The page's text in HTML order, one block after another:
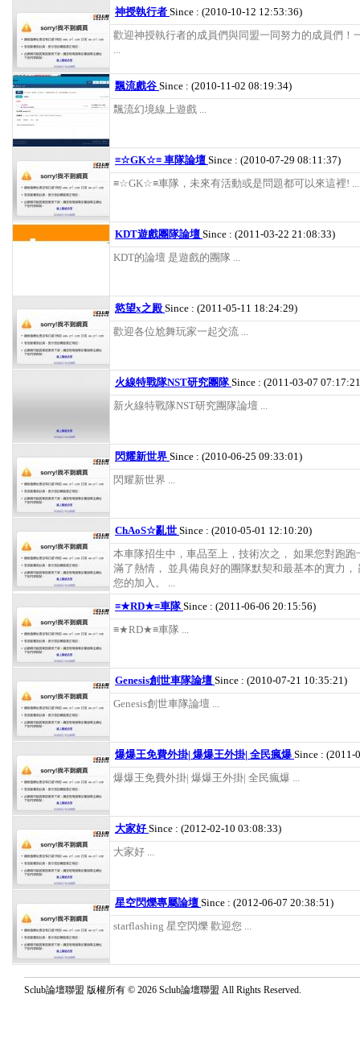
神授執行者 Since : (2010-10-12 12:53:36)
歡迎神授執行者的成員們與同盟一同努力的成員們！
...
飄流戲谷 Since : (2010-11-02 08:19:34)
飄流幻境線上遊戲 ...
≡☆GK☆≡ 車隊論壇 Since : (2010-07-29 08:11:37)
≡☆GK☆≡車隊，未來有活動或是問題都可以來這裡! ...
KDT遊戲團隊論壇 Since : (2011-03-22 21:08:33)
KDT的論壇 是遊戲的團隊 ...
慾望x之殿Since : (2011-05-11 18:24:29)
歡迎各位尬舞玩家一起交流 ...
火線特戰隊NST研究團隊Since : (2011-03-07
新火線特戰隊NST研究團隊論壇 ...
閃耀新世界 Since : (2010-06-25 09:33:01)
閃耀新世界 ...
ChAoS☆亂世 Since : (2010-05-01 12:10:20)
本車隊招生中，車品至上，技術次之， 如果您對跑跑
滿了熱情， 並具備良好的團隊默契和最基本的實力，
您的加入。 ...
≡★RD★≡車隊Since : (2011-06-06 20:15:56)
≡★RD★≡車隊 ...
Genesis創世車隊論壇 Since : (2010-07-21 10:35:21)
Genesis創世車隊論壇 ...
爆爆王免費外掛| 爆爆王外掛| 全民瘋爆 Since : (2011-
爆爆王免費外掛| 爆爆王外掛| 全民瘋爆 ...
大家好Since : (2012-02-10 03:08:33)
大家好 ...
星空閃爍專屬論壇 Since : (2012-06-07 20:38:51)
starflashing 星空閃爍 歡迎您 ...
Sclub論壇聯盟 版權所有 © 2026 Sclub論壇聯盟 All Rights Reserved.